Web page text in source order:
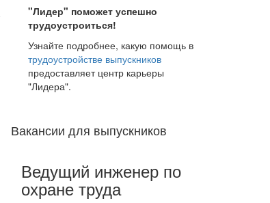
"Лидер" поможет успешно
трудоустроиться!
Узнайте подробнее, какую помощь в
трудоустройстве выпускников
предоставляет центр карьеры
"Лидера".
Вакансии для выпускников
Ведущий инженер по
охране труда